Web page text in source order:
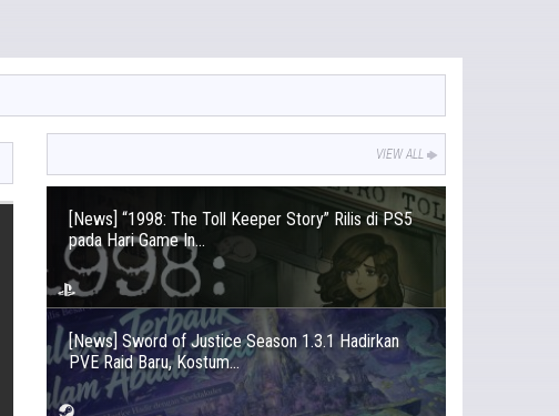
VIEW ALL
[News] “1998: The Toll Keeper Story” Rilis di PS5
pada Hari Game In...
[News] Sword of Justice Season 1.3.1 Hadirkan
PVE Raid Baru, Kostum...